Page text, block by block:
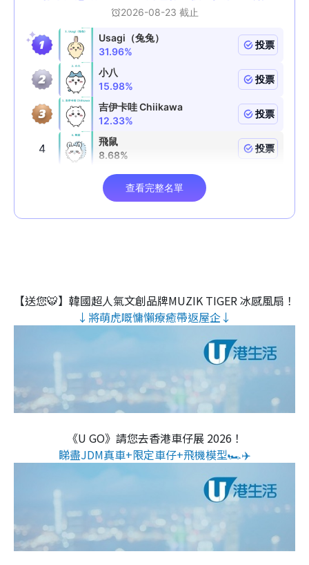
【送您🐯】韓國超人氣文創品牌MUZIK TIGER 冰感風扇！
↓將萌虎嘅慵懶療癒帶返屋企↓
《U GO》請您去香港車仔展 2026！
睇盡JDM真車+限定車仔+飛機模型🏎️✈️